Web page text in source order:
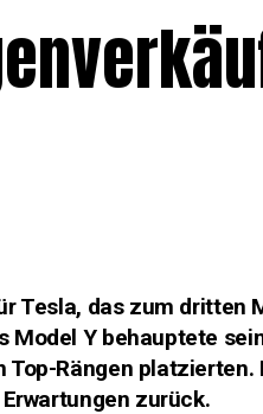
Tesla, das zum dritten
Y behauptete
Rängen
zurück.